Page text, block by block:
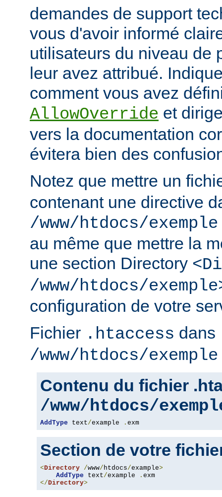
demandes de support
vous d'avoir informé
utilisateurs du niveau de
leur avez attribué.
comment vous avez
AllowOverride et
vers la documentation
évitera bien des
Notez que mettre un
contenant une directive
/www/htdocs/exemple
au même que mettre la
une section Directory
/www/htdocs/
configuration de votre
Fichier .htaccess dans
/www/htdocs/exemple
Contenu du fichier
/www/htdocs/
AddType text/example . exm
Section de votre
<Directory /www/htdocs/example>
AddType text/example .
</Directory>